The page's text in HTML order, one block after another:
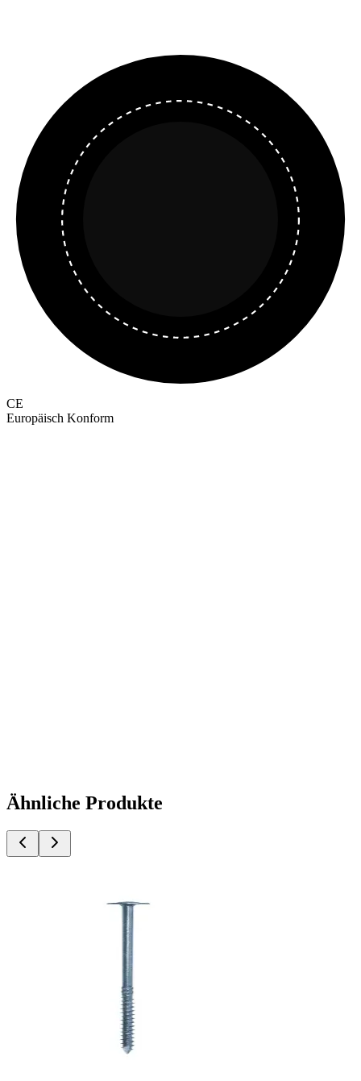
CE
Europäisch Konform
Ähnliche Produkte